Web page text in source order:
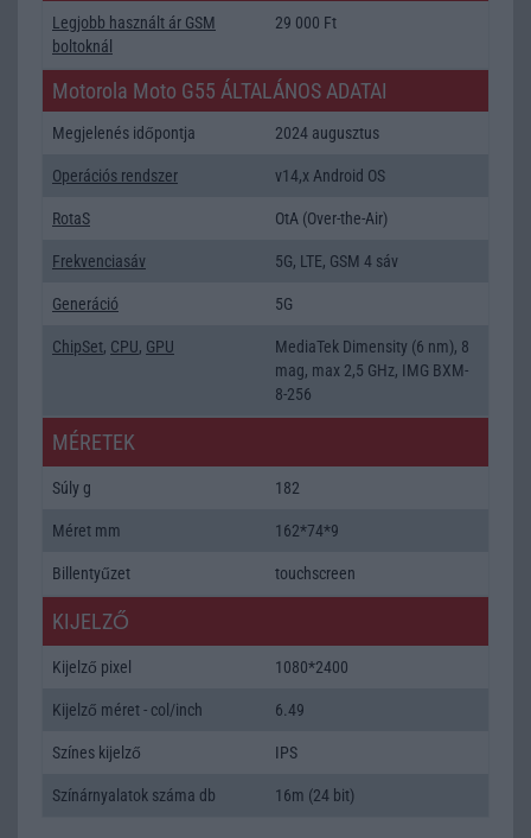
Legjobb használt ár GSM
boltoknál
29 000 Ft
Motorola Moto G55 ÁLTALÁNOS ADATAI
Megjelenés időpontja 2024 augusztus
Operációs rendszer v14,x Android OS
RotaS OtA (Over-the-Air)
Frekvenciasáv 5G, LTE, GSM 4 sáv
Generáció 5G
ChipSet, CPU, GPU
MediaTek Dimensity (6 nm), 8
mag, max 2,5 GHz, IMG BXM-
8-256
MÉRETEK
Súly g 182
Méret mm 162*74*9
Billentyűzet touchscreen
KIJELZŐ
Kijelző pixel 1080*2400
Kijelző méret - col/inch 6.49
Színes kijelző IPS
Színárnyalatok száma db 16m (24 bit)